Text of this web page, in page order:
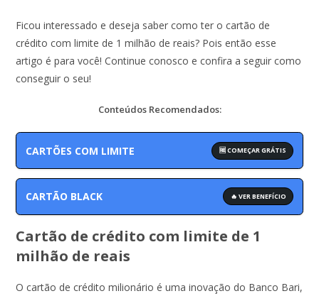
Ficou interessado e deseja saber como ter o cartão de
crédito com limite de 1 milhão de reais? Pois então esse
artigo é para você! Continue conosco e confira a seguir como
conseguir o seu!
Conteúdos Recomendados:
CARTÕES COM LIMITE 🆓 COMEÇAR GRÁTIS
CARTÃO BLACK 🔥 VER BENEFÍCIO
Cartão de crédito com limite de 1
milhão de reais
O cartão de crédito milionário é uma inovação do Banco Bari,